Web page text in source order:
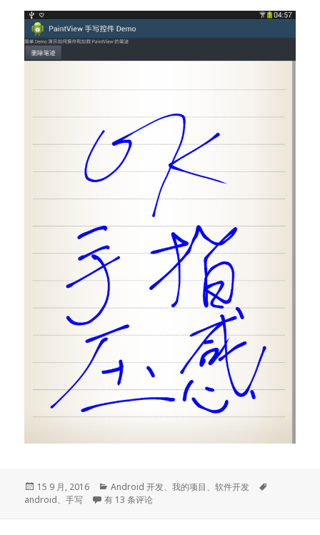
发
布
15 9 月, 2016
分
类
Android 开发、我的项目、软件开发
android、手写 Android 原笔迹手写实现普通触摸屏的压感笔锋效果
有 13 条评论